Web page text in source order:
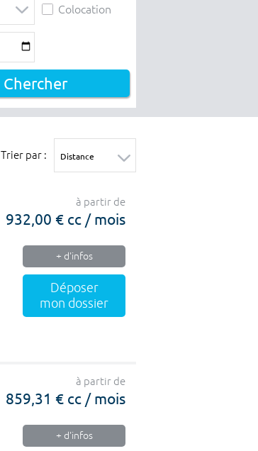
Colocation
Chercher
Trier par :
à partir de
932,00 € cc / mois
+ d'infos
Déposer
mon dossier
à partir de
859,31 € cc / mois
+ d'infos